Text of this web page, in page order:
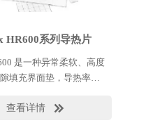
HR600系列导热片
是一种异常柔软、高度
填充界面垫，导热率为 3
的氮化硼填料的结果。
查看详情 